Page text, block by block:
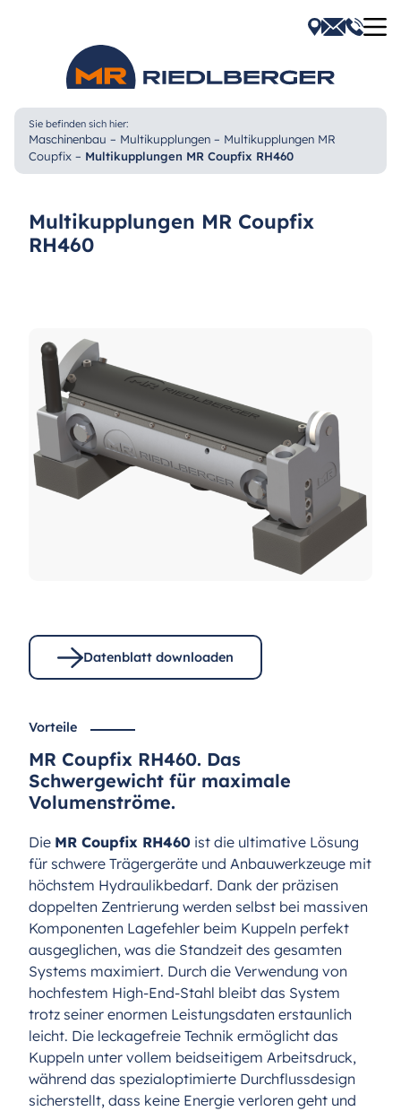
Kontakt
E-MailAnrufen
Sie befinden sich hier:
Maschinenbau – Multikupplungen – Multikupplungen MR
Coupfix – Multikupplungen MR Coupfix RH460
Multikupplungen MR Coupfix
RH460
Datenblatt downloaden
Vorteile
MR Coupfix RH460. Das
Schwergewicht für maximale
Volumenströme.
Die MR Coupfix RH460 ist die ultimative Lösung
für schwere Trägergeräte und Anbauwerkzeuge mit
höchstem Hydraulikbedarf. Dank der präzisen
doppelten Zentrierung werden selbst bei massiven
Komponenten Lagefehler beim Kuppeln perfekt
ausgeglichen, was die Standzeit des gesamten
Systems maximiert. Durch die Verwendung von
hochfestem High-End-Stahl bleibt das System
trotz seiner enormen Leistungsdaten erstaunlich
leicht. Die leckagefreie Technik ermöglicht das
Kuppeln unter vollem beidseitigem Arbeitsdruck,
während das spezialoptimierte Durchflussdesign
sicherstellt, dass keine Energie verloren geht und